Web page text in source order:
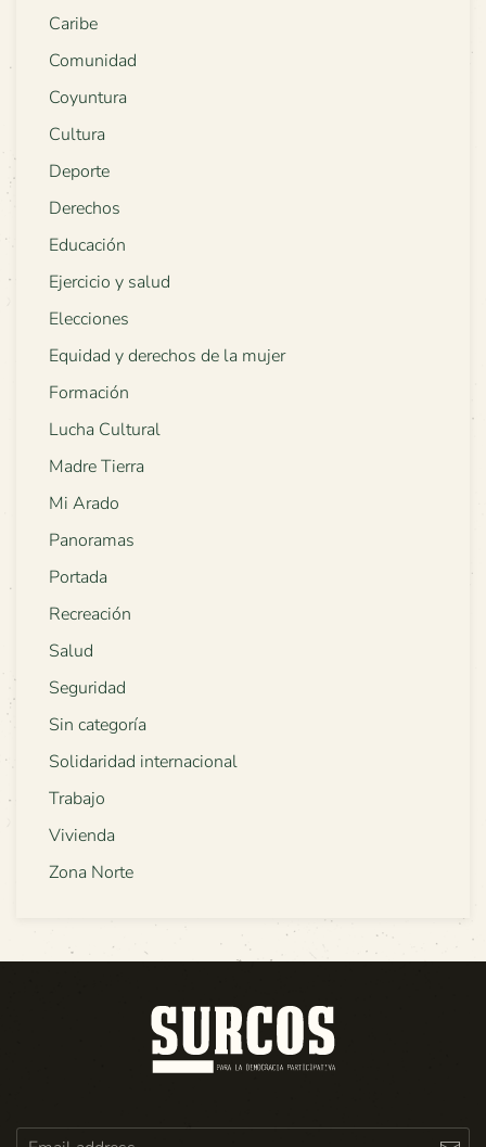
Caribe
Comunidad
Coyuntura
Cultura
Deporte
Derechos
Educación
Ejercicio y salud
Elecciones
Equidad y derechos de la mujer
Formación
Lucha Cultural
Madre Tierra
Mi Arado
Panoramas
Portada
Recreación
Salud
Seguridad
Sin categoría
Solidaridad internacional
Trabajo
Vivienda
Zona Norte